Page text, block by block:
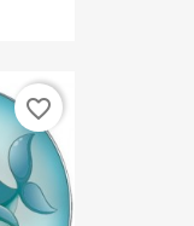
favorite_border